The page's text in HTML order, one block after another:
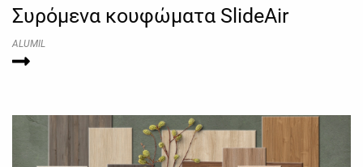
Συρόμενα κουφώματα SlideAir
ALUMIL